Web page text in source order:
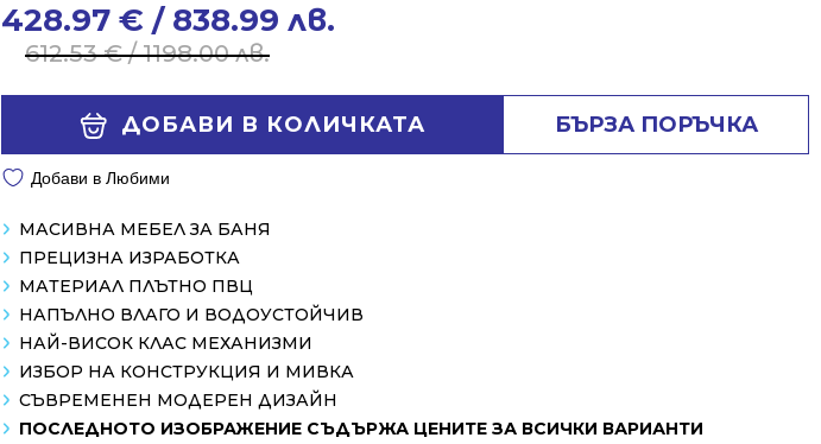
612.53€/ 1198.00 лв.
Original
price
1198.00 лв..
428.97 € / 838.99 лв.
Current
price
838.99 лв..
ДОБАВИ В КОЛИЧКАТА БЪРЗА ПОРЪЧКА
Добави в Любими
МАСИВНА МЕБЕЛ ЗА БАНЯ
ПРЕЦИЗНА ИЗРАБОТКА
МАТЕРИАЛ ПЛЪТНО ПВЦ
НАПЪЛНО ВЛАГО И ВОДОУСТОЙЧИВ
НАЙ-ВИСОК КЛАС МЕХАНИЗМИ
ИЗБОР НА КОНСТРУКЦИЯ И МИВКА
СЪВРЕМЕНЕН МОДЕРЕН ДИЗАЙН
ПОСЛЕДНОТО ИЗОБРАЖЕНИЕ СЪДЪРЖА ЦЕНИТЕ ЗА ВСИЧКИ ВАРИАНТИ